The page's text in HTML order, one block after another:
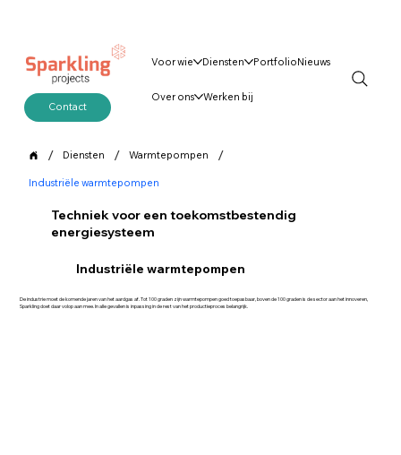
Voor wie Diensten PortfolioNieuws
Over ons
Werken bij
Contact
/ Diensten / Warmtepompen /
Industriële warmtepompen
Techniek voor een toekomstbestendig
energiesysteem
Industriële warmtepompen
De industrie moet de komende jaren van het aardgas af. Tot 100 graden zijn warmtepompen goed toepasbaar, boven de 100 graden is de sector aan het innoveren,
Sparkling doet daar volop aan mee. In alle gevallen is inpassing in de rest van het productieproces belangrijk.